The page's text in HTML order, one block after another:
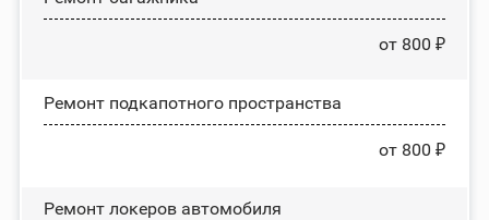
от 800 ₽
Ремонт подкапотного пространства
от 800 ₽
Ремонт лoĸepoв автомобиля